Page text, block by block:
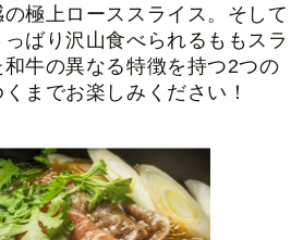
極上ローススライス。そして
ばり沢山食べられるももスラ
牛の異なる特徴を持つ2つの
までお楽しみください！